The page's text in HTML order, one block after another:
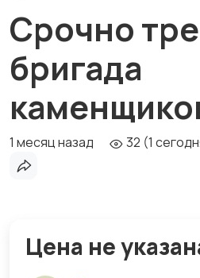
Срочно
бригада
1 месяц назад 32 (1
Цена не